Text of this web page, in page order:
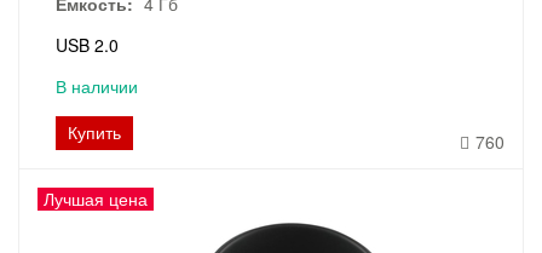
USB 2.0
В наличии
Купить
760
Лучшая цена